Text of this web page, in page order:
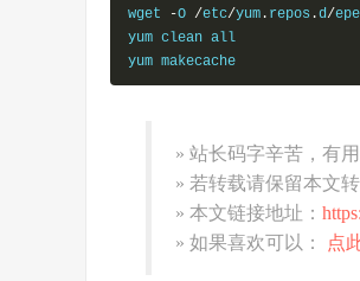
wget
-O /etc/yum . repos .d/
yum clean all
yum makecache
» 站长码字辛苦，有
» 若转载请保留本文转
» 本文链接地址：
» 如果喜欢可以：
点